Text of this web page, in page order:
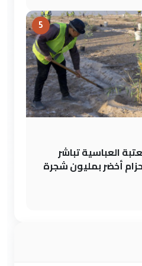
5
العتبة العباسية تباشر
أخضر بمليون شجرة